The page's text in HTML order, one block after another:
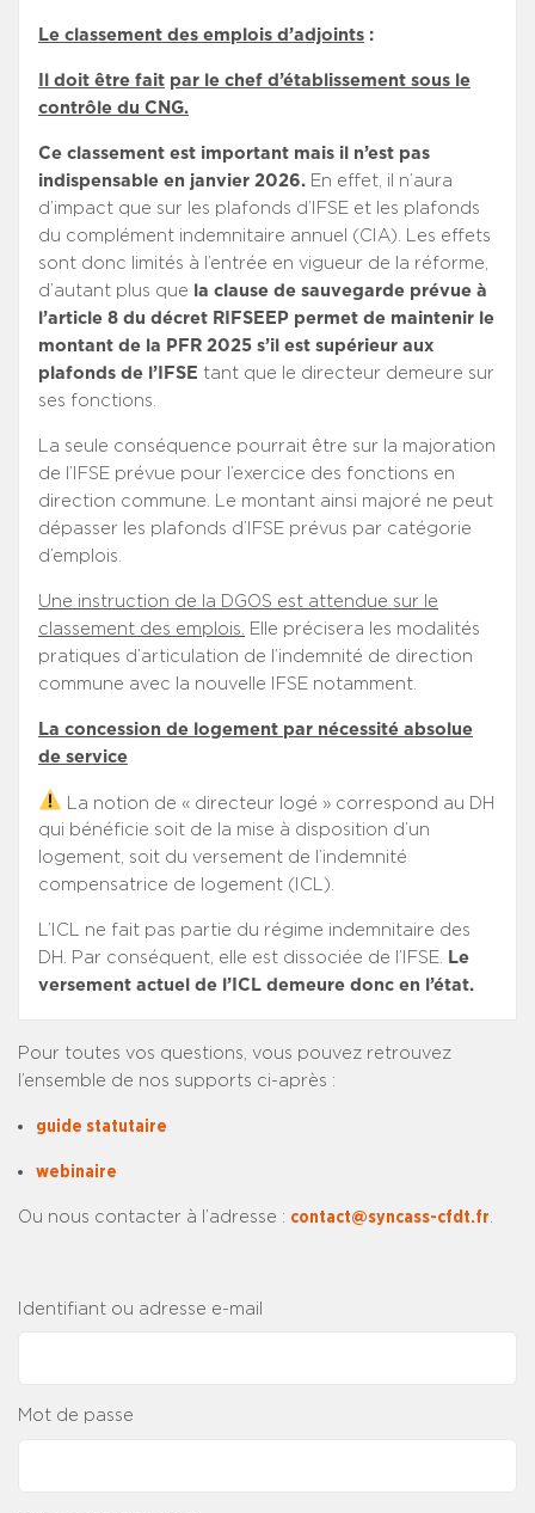
Le classement des emplois d’adjoints :
Il doit être fait par le chef d’établissement sous le
contrôle du CNG.
Ce classement est important mais il n’est pas
indispensable en janvier 2026. En effet, il n’aura
d’impact que sur les plafonds d’IFSE et les plafonds
du complément indemnitaire annuel (CIA). Les effets
sont donc limités à l’entrée en vigueur de la réforme,
d’autant plus que la clause de sauvegarde prévue à
l’article 8 du décret RIFSEEP permet de maintenir le
montant de la PFR 2025 s’il est supérieur aux
plafonds de l’IFSE tant que le directeur demeure sur
ses fonctions.
La seule conséquence pourrait être sur la majoration
de l’IFSE prévue pour l’exercice des fonctions en
direction commune. Le montant ainsi majoré ne peut
dépasser les plafonds d’IFSE prévus par catégorie
d’emplois.
Une instruction de la DGOS est attendue sur le
classement des emplois.
Elle précisera les modalités
pratiques d’articulation de l’indemnité de direction
commune avec la nouvelle IFSE notamment.
La concession de logement par nécessité absolue
de service
La notion de « directeur logé » correspond au DH
qui bénéficie soit de la mise à disposition d’un
logement, soit du versement de l’indemnité
compensatrice de logement (ICL).
L’ICL ne fait pas partie du régime indemnitaire des
DH. Par conséquent, elle est dissociée de l’IFSE. Le
versement actuel de l’ICL demeure donc en l’état.
Pour toutes vos questions, vous pouvez retrouvez
l’ensemble de nos supports ci-après :
guide statutaire
webinaire
Ou nous contacter à l’adresse : contact@syncass-cfdt.fr
Identifiant ou adresse e-mail
Mot de passe